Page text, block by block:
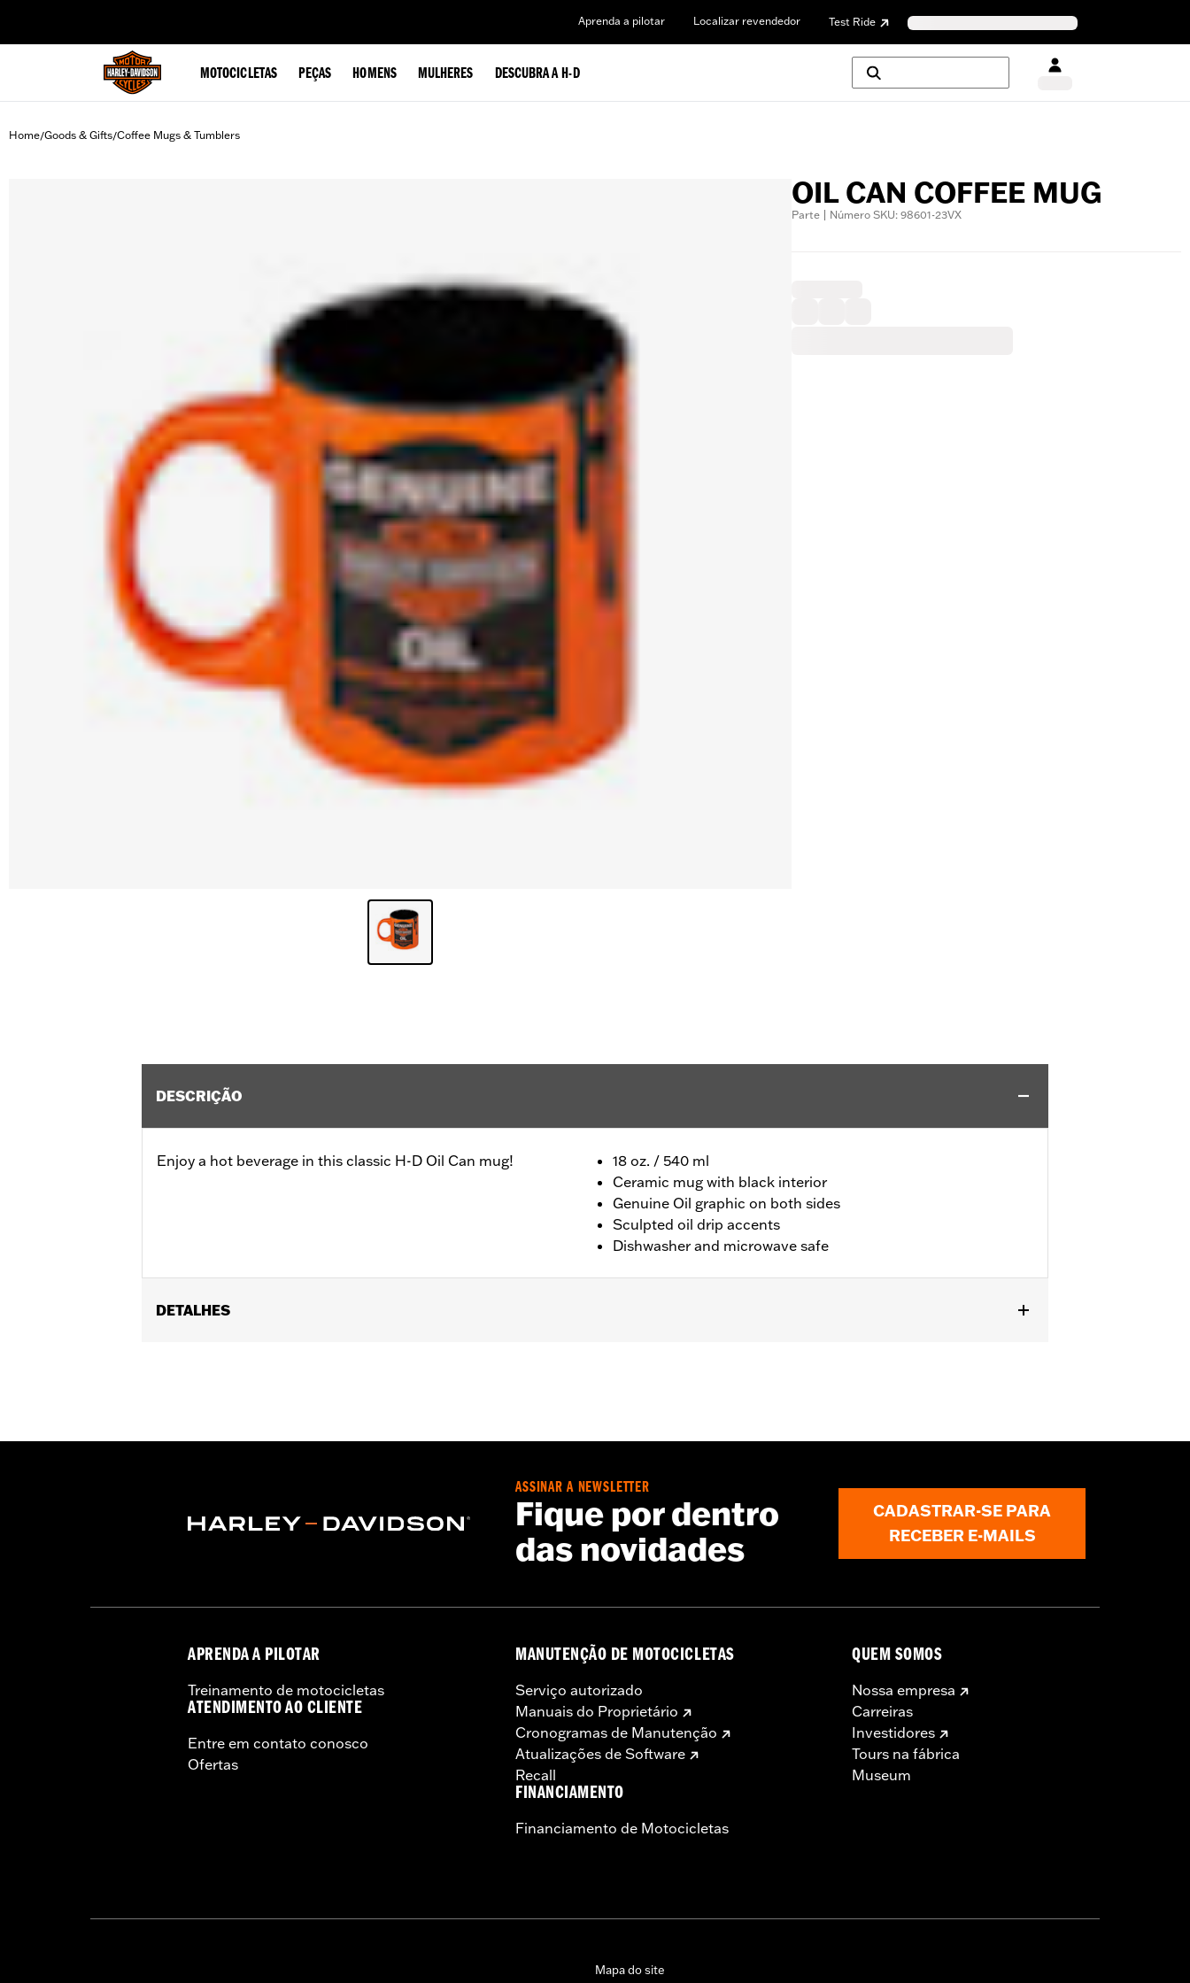
Aprenda a pilotar Localizar revendedor Test Ride
MOTOCICLETAS PEÇAS HOMENS MULHERES DESCUBRA A H-D
Home/Goods & Gifts/Coffee Mugs & Tumblers
OIL CAN COFFEE MUG
Parte | Número SKU: 98601-23VX
DESCRIÇÃO
Enjoy a hot beverage in this classic H-D Oil Can mug!
18 oz. / 540 ml
Ceramic mug with black interior
Genuine Oil graphic on both sides
Sculpted oil drip accents
Dishwasher and microwave safe
DETALHES
ASSINAR A NEWSLETTER
Fique por dentro
das novidades
CADASTRAR-SE PARA
RECEBER E-MAILS
APRENDA A PILOTAR
Treinamento de motocicletas
ATENDIMENTO AO CLIENTE
Entre em contato conosco
Ofertas
MANUTENÇÃO DE MOTOCICLETAS
Serviço autorizado
Manuais do Proprietário
Cronogramas de Manutenção
Atualizações de Software
Recall
FINANCIAMENTO
Financiamento de Motocicletas
QUEM SOMOS
Nossa empresa
Carreiras
Investidores
Tours na fábrica
Museum
Mapa do site